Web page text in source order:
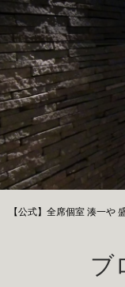
【公式】全席個室 湊一や
ブ